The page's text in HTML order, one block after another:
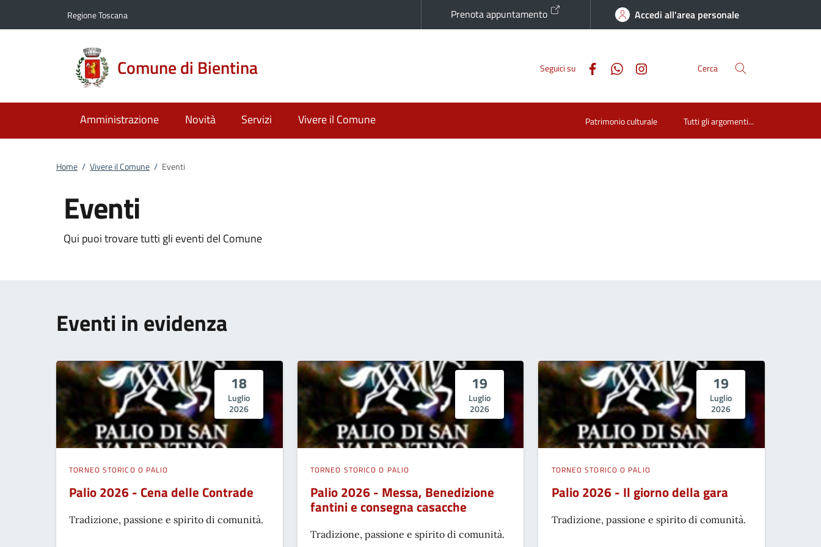
Regione Toscana Prenota appuntamento Accedi all'area personale
Comune di Bientina Seguici su Cerca
Amministrazione Novità Servizi Vivere il Comune Patrimonio culturale Tutti gli argomenti...
Home / Vivere il Comune / Eventi
Eventi
Qui puoi trovare tutti gli eventi del Comune
Eventi in evidenza
18
Luglio
2026
TORNEO STORICO O PALIO
Palio 2026 - Cena delle Contrade
Tradizione, passione e spirito di comunità.
19
Luglio
2026
TORNEO STORICO O PALIO
Palio 2026 - Messa, Benedizione
fantini e consegna casacche
Tradizione, passione e spirito di comunità.
19
Luglio
2026
TORNEO STORICO O PALIO
Palio 2026 - Il giorno della gara
Tradizione, passione e spirito di comunità.